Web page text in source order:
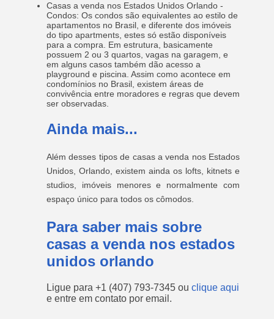
Casas a venda nos Estados Unidos Orlando -
Condos: Os condos são equivalentes ao estilo de
apartamentos no Brasil, e diferente dos imóveis
do tipo apartments, estes só estão disponíveis
para a compra. Em estrutura, basicamente
possuem 2 ou 3 quartos, vagas na garagem, e
em alguns casos também dão acesso a
playground e piscina. Assim como acontece em
condomínios no Brasil, existem áreas de
convivência entre moradores e regras que devem
ser observadas.
Ainda mais...
Além desses tipos de casas a venda nos Estados
Unidos, Orlando, existem ainda os lofts, kitnets e
studios, imóveis menores e normalmente com
espaço único para todos os cômodos.
Para saber mais sobre
casas a venda nos estados
unidos orlando
Ligue para +1 (407) 793-7345 ou clique aqui
e entre em contato por email.